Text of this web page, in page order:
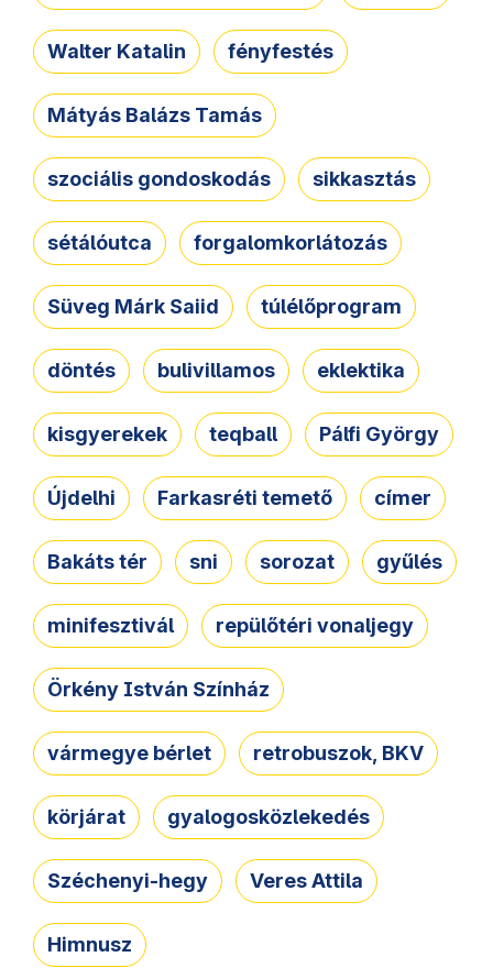
Walter Katalin fényfestés
Mátyás Balázs Tamás
szociális gondoskodás sikkasztás
sétálóutca forgalomkorlátozás
Süveg Márk Saiid túlélőprogram
döntés bulivillamos eklektika
kisgyerekek teqball Pálfi György
Újdelhi Farkasréti temető címer
Bakáts tér sni sorozat gyűlés
minifesztivál repülőtéri vonaljegy
Örkény István Színház
vármegye bérlet retrobuszok, BKV
körjárat gyalogosközlekedés
Széchenyi-hegy Veres Attila
Himnusz